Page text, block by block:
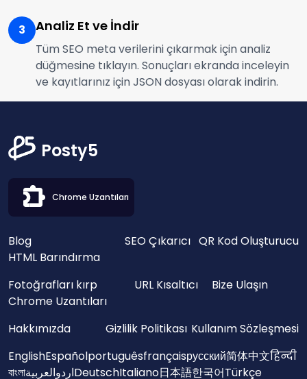
3 Analiz Et ve İndir
Tüm SEO meta verilerini çıkarmak için analiz
düğmesine tıklayın. Sonuçları ekranda inceleyin
ve kayıtlarınız için JSON dosyası olarak indirin.
Posty5
Chrome Uzantıları
Blog SEO Çıkarıcı QR Kod Oluşturucu
HTML Barındırma
Fotoğrafları kırp
URL Kısaltıcı
Bize Ulaşın
Chrome Uzantıları
Hakkımızda
Gizlilik Politikası Kullanım Sözleşmesi
EnglishEspañolportuguêsfrançaisрусский简体中文हिन्दी
বাংলাالعربيةاردوDeutschItaliano日本語한국어Türkçe